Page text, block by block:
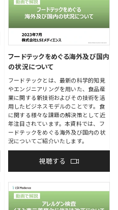
フードテックをめぐる海外及び国内
の状況について
フードテックとは、最新の科学的知見
やエンジニアリングを用いた、食品産
業に関する新技術およびその技術を活
用したビジネスモデルのことです。食
に関する様々な課題の解決策として近
年注目されています。本資料では、フ
ードテックをめぐる海外及び国内の状
況についてご紹介いたします。
視聴する